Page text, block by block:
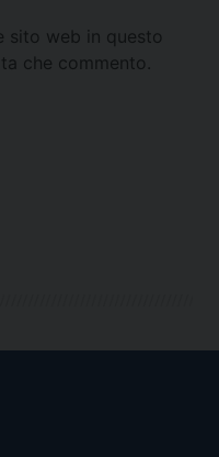
sito web in questo
che commento.